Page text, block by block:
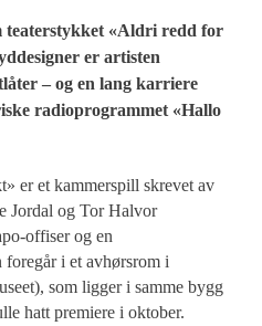
teaterstykket «Aldri redd for
er artisten
– og en lang karriere
radioprogrammet «Hallo
er et kammerspill skrevet av
Jordal og Tor Halvor
offiser og en
foregår i et avhørsrom i
som ligger i samme bygg
hatt premiere i oktober.